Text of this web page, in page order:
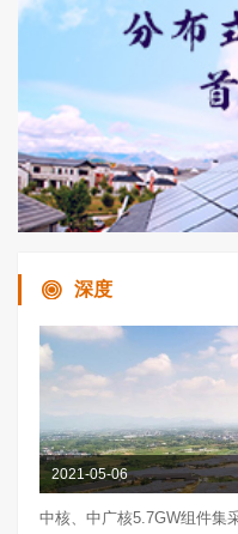
深度
2021-05-06
中核、中广核5.7GW组件集